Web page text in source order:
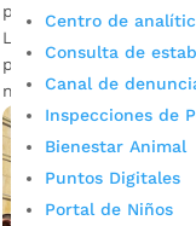
Centro de
Consulta de
Canal de
Inspecciones de
Bienestar Animal
Puntos Digitales
Portal de Niños
por admin_prensa |
La Secretaría de
para la consulta de
nueva herramienta